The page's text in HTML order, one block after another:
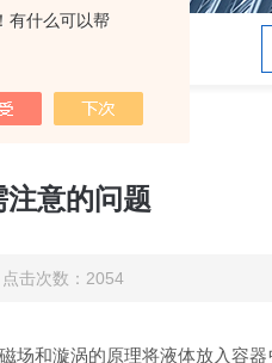
有什么可以帮
意的问题
击次数：2054
漩涡的原理将液体放入容器